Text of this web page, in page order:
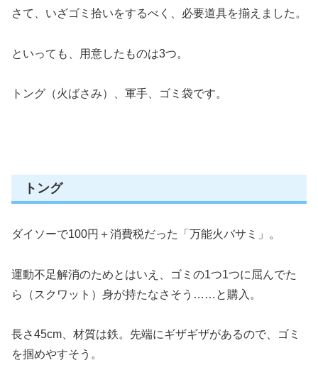
さて、いざゴミ拾いをするべく、必要道具を揃えました。
といっても、用意したものは3つ。
トング（火ばさみ）、軍手、ゴミ袋です。
トング
ダイソーで100円＋消費税だった「万能火バサミ」。
運動不足解消のためとはいえ、ゴミの1つ1つに屈んでた
ら（スクワット）身が持たなさそう……と購入。
長さ45cm、材質は鉄。先端にギザギザがあるので、ゴミ
を掴めやすそう。